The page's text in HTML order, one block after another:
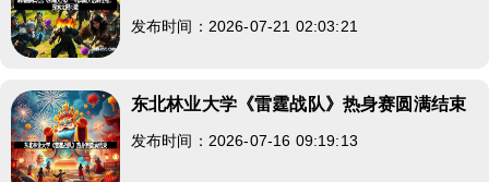
发布时间：2026-07-21 02:03:21
东北林业大学《雷霆战队》热身赛圆满结束
发布时间：2026-07-16 09:19:13